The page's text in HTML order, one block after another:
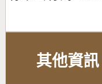
其他資訊